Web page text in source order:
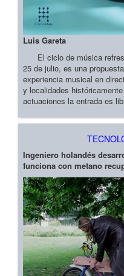
Luis Gareta
El ciclo de música
25 de julio, es una
experiencia musical en
y localidades
actuaciones la entrada es
Ingeniero holandés
funciona con metano